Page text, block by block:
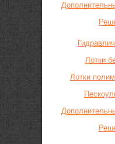
Лотки
Лотки